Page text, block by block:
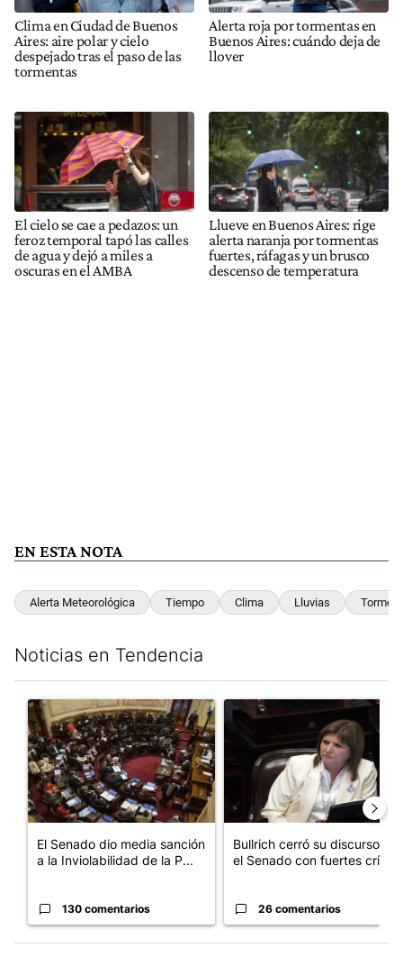
Clima en Ciudad de Buenos
Aires: aire polar y cielo
despejado tras el paso de las
tormentas
Alerta roja por tormentas en
Buenos Aires: cuándo deja de
llover
El cielo se cae a pedazos: un
feroz temporal tapó las calles
de agua y dejó a miles a
oscuras en el AMBA
Llueve en Buenos Aires: rige
alerta naranja por tormentas
fuertes, ráfagas y un brusco
descenso de temperatura
EN ESTA NOTA
Alerta Meteorológica Tiempo Clima Lluvias
Noticias en Tendencia
Un artículo de tendencia con el título "El Senado dio media
El Senado dio media sanción
a la Inviolabilidad de la P...
130 comentarios
Un artículo de tendencia
Bullrich cerró su discurso en
el Senado con fuertes crí...
26 comentarios